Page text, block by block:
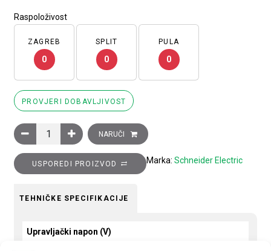
Raspoloživost
ZAGREB
0
SPLIT
0
PULA
0
PROVJERI DOBAVLJIVOST
Sklopnik motorski 3P (3NO) TeSys D, 25A (AC-3), 1R+1M
NARUČI
USPOREDI PROIZVOD Marka: Schneider Electric
TEHNIČKE SPECIFIKACIJE
Upravljački napon (V)